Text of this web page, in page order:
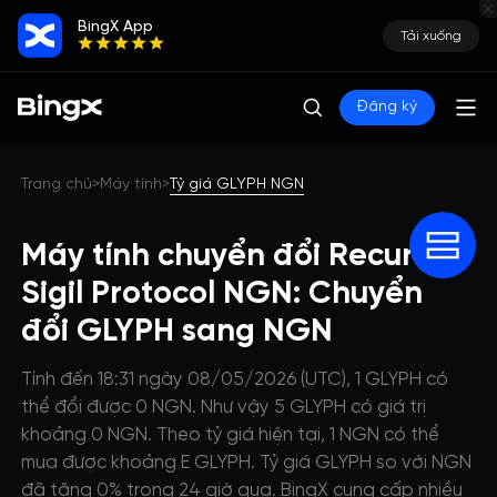
BingX App
Tải xuống
Đăng ký
Trang chủ>Máy tính>Tỷ giá GLYPH NGN
Máy tính chuyển đổi Recursive
Sigil Protocol NGN: Chuyển
đổi GLYPH sang NGN
Tính đến 18:31 ngày 08/05/2026 (UTC), 1 GLYPH có
thể đổi được 0 NGN. Như vậy 5 GLYPH có giá trị
khoảng 0 NGN. Theo tỷ giá hiện tại, 1 NGN có thể
mua được khoảng E GLYPH. Tỷ giá GLYPH so với NGN
đã tăng 0% trong 24 giờ qua. BingX cung cấp nhiều